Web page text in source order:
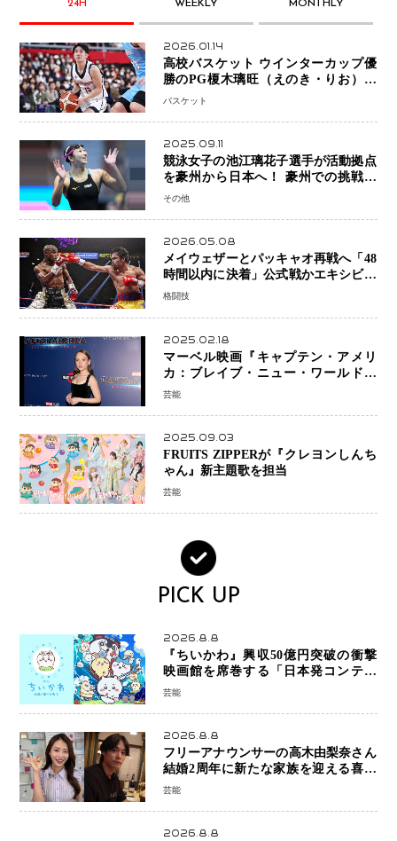
24H WEEKLY MONTHLY
2026.01.14
高校バスケット ウインターカップ優
勝のPG榎木璃旺（えのき・りお）が
プロの現場へ―。
バスケット
2025.09.11
競泳女子の池江璃花子選手が活動拠点
を豪州から日本へ！ 豪州での挑戦を
糧に、28年ロサンゼルス五輪へ再始動
その他
2026.05.08
メイウェザーとパッキャオ再戦へ「48
時間以内に決着」公式戦かエキシビシ
ョンか混迷続く
格闘技
2025.02.18
マーベル映画『キャプテン・アメリ
カ：ブレイブ・ニュー・ワールド』
新ブラック・ウィドウ役のシラ・ハー
芸能
2025.09.03
FRUITS ZIPPERが『クレヨンしんち
ゃん』新主題歌を担当
芸能
PICK UP
2026.8.8
『ちいかわ』興収50億円突破の衝撃
映画館を席巻する「日本発コンテン
ツ」の強さ スパイダーマン、モアナ
芸能
2026.8.8
フリーアナウンサーの高木由梨奈さん
結婚2周年に新たな家族を迎える喜び
を報告 夫・岸田タツヤさんと連名
芸能
2026.8.8